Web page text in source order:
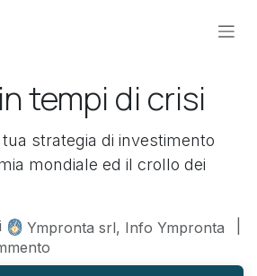
tempi di crisi
strategia di investimento
mondiale ed il crollo dei
Ympronta srl, Info Ympronta